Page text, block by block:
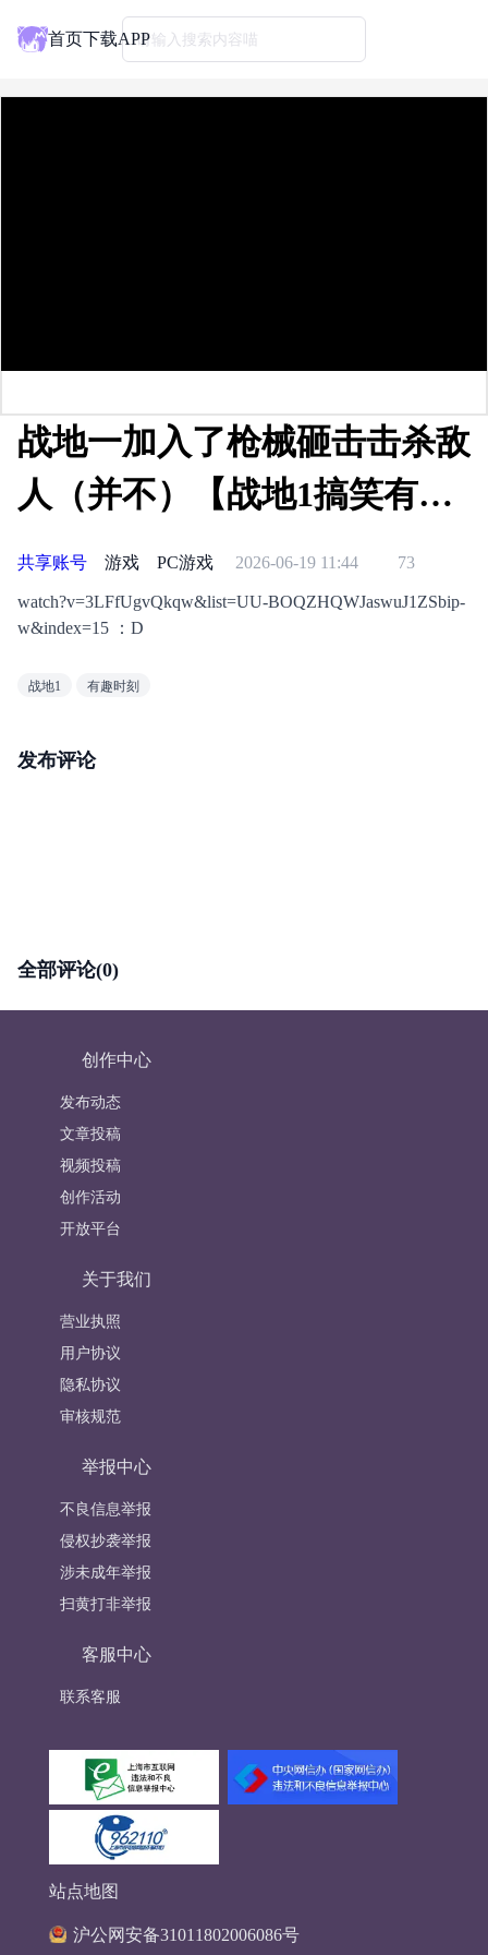
首页下载APP请输入搜索内容喵
战地一加入了枪械砸击击杀敌
人（并不）【战地1搞笑有趣
时刻#2】
共享账号 游戏 PC游戏 2026-06-19 11:44 73
watch?v=3LFfUgvQkqw&list=UU-BOQZHQWJaswuJ1ZSbip-
w&index=15 ：D
战地1 有趣时刻
发布评论
全部评论(0)
创作中心
发布动态
文章投稿
视频投稿
创作活动
开放平台
关于我们
营业执照
用户协议
隐私协议
审核规范
举报中心
不良信息举报
侵权抄袭举报
涉未成年举报
扫黄打非举报
客服中心
联系客服
站点地图
沪公网安备31011802006086号